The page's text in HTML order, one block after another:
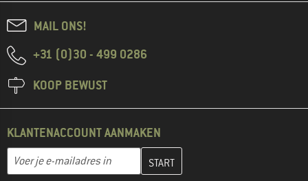
MAIL ONS!
+31 (0)30 - 499 0286
KOOP BEWUST
KLANTENACCOUNT AANMAKEN
Voer je e-mailadres in
Vul je e-mailadres hier in en maak in de volgende stap je